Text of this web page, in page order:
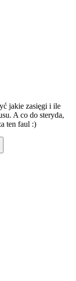
jakie zasięgi i ile
A co do steryda,
ten faul :)